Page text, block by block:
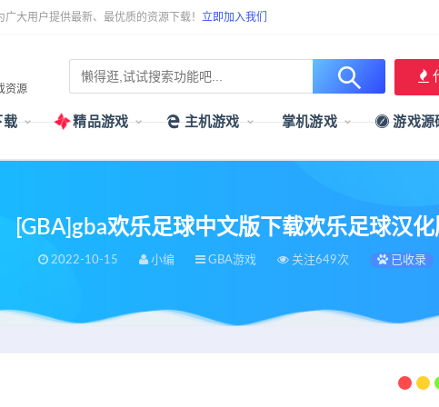
大用户提供最新、最优质的资源下载！ 立即加入我们
资源
载 精品游戏 主机游戏 掌机游戏 游戏源
[GBA]gba欢乐足球中文版下载欢乐足球汉化
2022-10-15 小编 GBA游戏 关注649次 已收录